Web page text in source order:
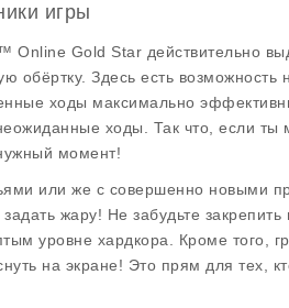
игры
Online Gold Star действительно
Здесь есть возможность
ходы максимально
ходы. Так что, если ты
момент!
или же с совершенно новыми
жару! Не забудьте
уровне хардкора. Кроме того,
на экране! Это прям для тех,